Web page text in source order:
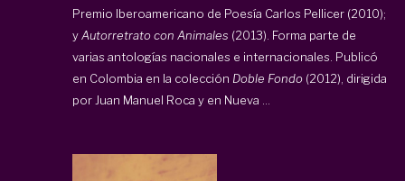
Premio Iberoamericano de Poesía Carlos Pellicer (2010);
yAutorretrato con Animales (2013). Forma parte de
varias antologías nacionales e internacionales. Publicó
en Colombia en la colección Doble Fondo (2012), dirigida
por Juan Manuel Roca y en Nueva ...